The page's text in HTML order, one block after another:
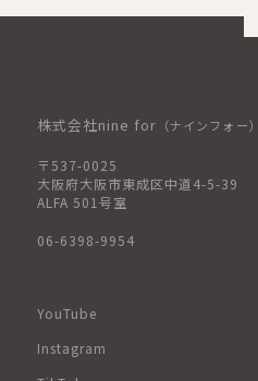
株式会社nine for （ナインフォー）
〒537-0025
大阪府大阪市東成区中道4-5-39
ALFA 501号室
06-6398-9954
YouTube
Instagram